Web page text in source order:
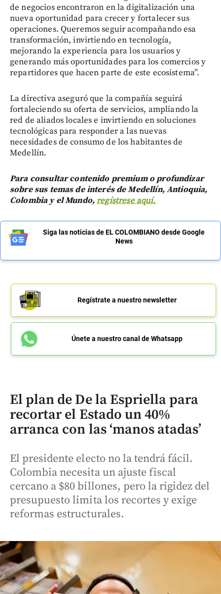
de negocios encontraron en la digitalización una
nueva oportunidad para crecer y fortalecer sus
operaciones. Queremos seguir acompañando esa
transformación, invirtiendo en tecnología,
mejorando la experiencia para los usuarios y
generando más oportunidades para los comercios y
repartidores que hacen parte de este ecosistema”.
La directiva aseguró que la compañía seguirá
fortaleciendo su oferta de servicios, ampliando la
red de aliados locales e invirtiendo en soluciones
tecnológicas para responder a las nuevas
necesidades de consumo de los habitantes de
Medellín.
Para consultar contenido premium o profundizar
sobre sus temas de interés de Medellín, Antioquia,
Colombia y el Mundo,regístrese aquí.
Siga las noticias de EL COLOMBIANO desde Google
News
Regístrate a nuestro newsletter
Únete a nuestro canal de Whatsapp
El plan de De la Espriella para
recortar el Estado un 40%
arranca con las ‘manos atadas’
El presidente electo no la tendrá fácil.
Colombia necesita un ajuste fiscal
cercano a $80 billones, pero la rigidez del
presupuesto limita los recortes y exige
reformas estructurales.